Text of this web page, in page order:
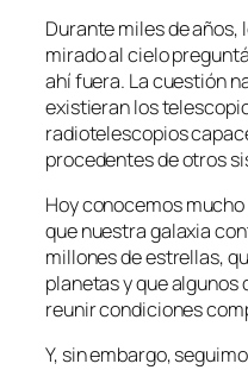
Durante miles de años,
mirado al cielo
ahí fuera. La cuestión
existieran los
radiotelescopios
procedentes de otros
Hoy conocemos
que nuestra galaxia
millones de estrellas,
planetas y que algunos
reunir condiciones
Y, sin embargo,